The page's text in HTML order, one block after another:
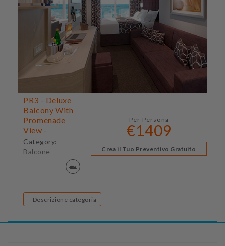
PR3 - Deluxe
Balcony With
Promenade
View -
Category:
Balcone
Per Persona
€1409
Crea il Tuo Preventivo Gratuito
Descrizione categoria